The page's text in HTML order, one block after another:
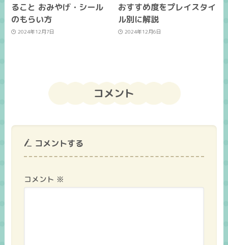
ること おみやげ・シール
のもらい方
2024年12月7日
おすすめ度をプレイスタイ
ル別に解説
2024年12月6日
コメント
コメントする
コメント ※